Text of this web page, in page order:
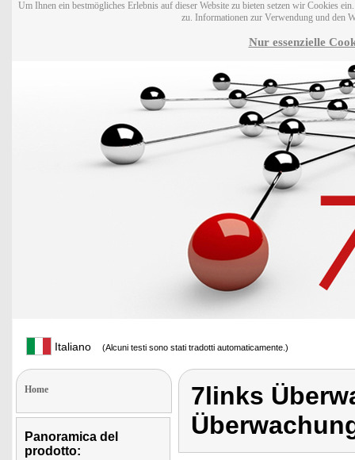
Um Ihnen ein bestmögliches Erlebnis auf dieser Website zu bieten setzen wir Cookies
zu. Informationen zur Verwendung und den
Nur essenzielle
Italiano (Alcuni testi sono stati tradotti automaticamente.)
Home
Panoramica del
prodotto:
7links